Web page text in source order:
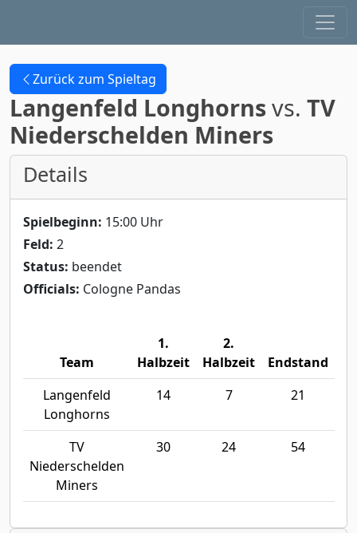
Zurück zum Spieltag
Langenfeld Longhornsvs. TV
Niederschelden Miners
Details
Spielbeginn: 15:00 Uhr
Feld: 2
Status: beendet
Officials: Cologne Pandas
Team
1.
Halbzeit
2.
Halbzeit
Endstand
Langenfeld
Longhorns
14 7 21
TV
Niederschelden
Miners
30 24 54